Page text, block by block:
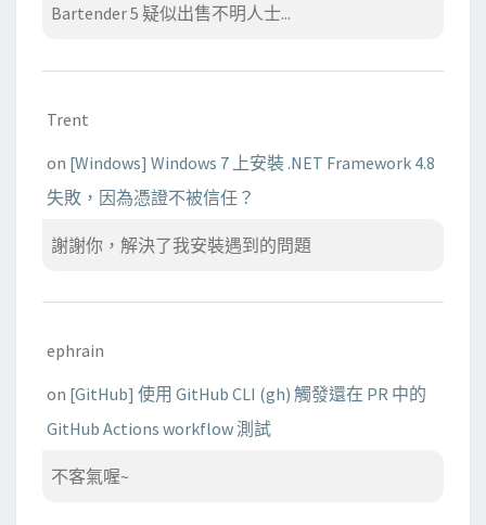
Bartender 5 疑似出售不明人士...
Trent
on [Windows] Windows 7 上安裝 .NET Framework 4.8
失敗，因為憑證不被信任？
謝謝你，解決了我安裝遇到的問題
ephrain
on [GitHub] 使用 GitHub CLI (gh) 觸發還在 PR 中的
GitHub Actions workflow 測試
不客氣喔~